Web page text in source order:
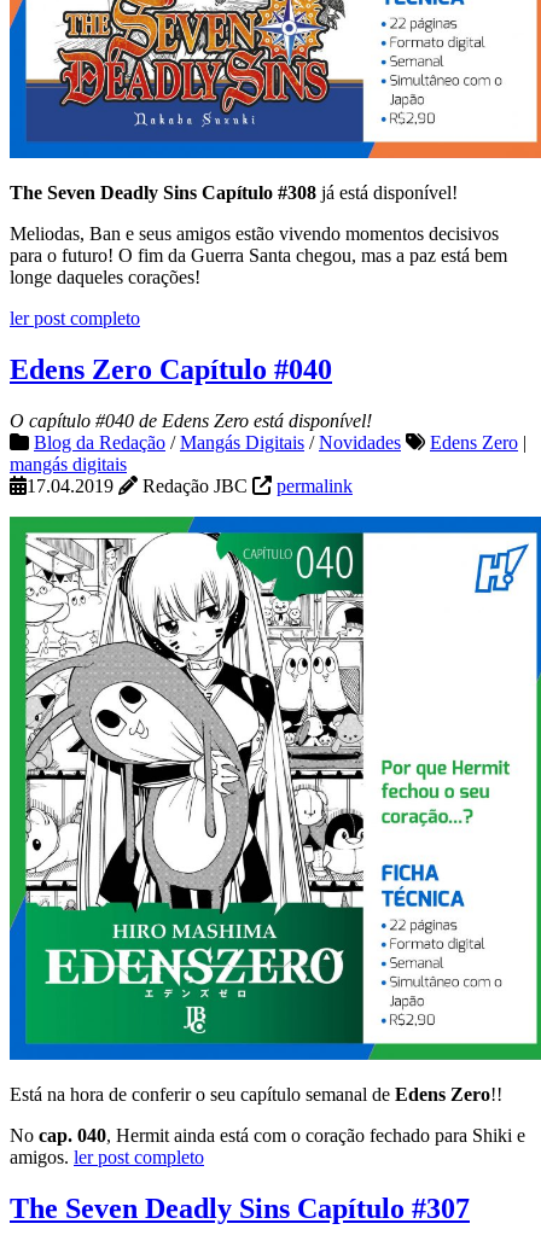
The Seven Deadly Sins Capítulo #308 já está disponível!
Meliodas, Ban e seus amigos estão vivendo momentos decisivos
para o futuro! O fim da Guerra Santa chegou, mas a paz está bem
longe daqueles corações!
ler post completo
Edens Zero Capítulo #040
O capítulo #040 de Edens Zero está disponível!
Blog da Redação /Mangás Digitais /Novidades Edens Zero |
mangás digitais
17.04.2019
Redação JBC permalink
Está na hora de conferir o seu capítulo semanal de Edens Zero!!
No cap. 040, Hermit ainda está com o coração fechado para Shiki e
amigos. ler post completo
The Seven Deadly Sins Capítulo #307